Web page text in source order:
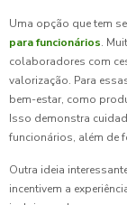
Uma opção que tem
para funcionários.
colaboradores com
valorização. Para
bem-estar, como
Isso demonstra
funcionários, além de
Outra ideia
incentivem a